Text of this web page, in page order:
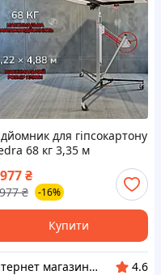
для гіпсокартону
68 кг 3,35 м
підіймач для
плит
₴
₴ -16%
Купити
Інтернет магазин ➤ Титан
4.6